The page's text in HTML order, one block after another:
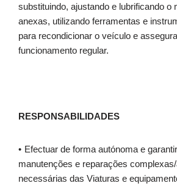
substituindo, ajustando e lubrificando o
anexas, utilizando ferramentas e
para recondicionar o veículo e
funcionamento regular.
RESPONSABILIDADES
Efectuar de forma autónoma e
manutenções e reparações
necessárias das Viaturas e